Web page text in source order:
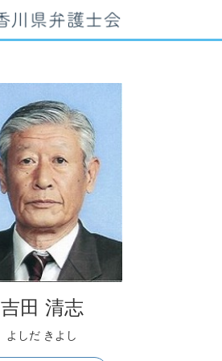
吉田 清志
よしだ きよし